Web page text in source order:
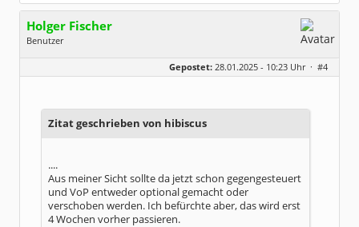
Holger Fischer
Benutzer
Alter:
54
Gepostet: 28.01.2025 - 10:23 Uhr · #4
Zitat geschrieben von hibiscus
....
Aus meiner Sicht sollte da jetzt schon gegengesteuert
und VoP entweder optional gemacht oder
verschoben werden. Ich befürchte aber, das wird erst
4 Wochen vorher passieren.